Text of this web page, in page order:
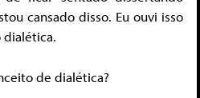
cansado disso. Eu ouvi isso
dialética.
de dialética?